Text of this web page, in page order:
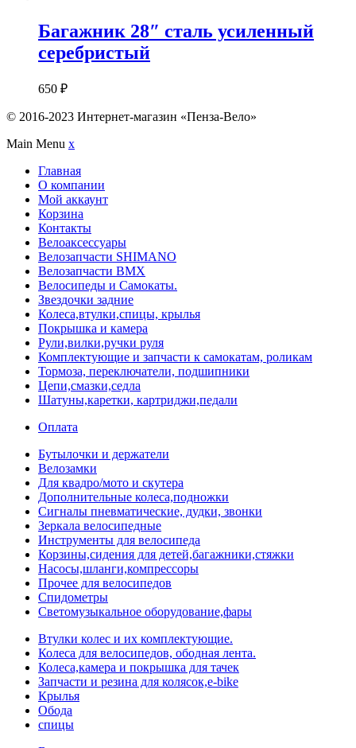
Багажник 28″ сталь усиленный
серебристый
650 ₽
© 2016-2023 Интернет-магазин «Пенза-Вело»
Main Menu x
Главная
О компании
Мой аккаунт
Корзина
Контакты
Велоаксессуары
Велозапчасти SHIMANO
Велозапчасти BMX
Велосипеды и Самокаты.
Звездочки задние
Колеса,втулки,спицы, крылья
Покрышка и камера
Рули,вилки,ручки руля
Комплектующие и запчасти к самокатам, роликам
Тормоза, переключатели, подшипники
Цепи,смазки,седла
Шатуны,каретки, картриджи,педали
Оплата
Бутылочки и держатели
Велозамки
Для квадро/мото и скутера
Дополнительные колеса,подножки
Сигналы пневматические, дудки, звонки
Зеркала велосипедные
Инструменты для велосипеда
Корзины,сидения для детей,багажники,стяжки
Насосы,шланги,компрессоры
Прочее для велосипедов
Спидометры
Светомузыкальное оборудование,фары
Втулки колес и их комплектующие.
Колеса для велосипедов, ободная лента.
Колеса,камера и покрышка для тачек
Запчасти и резина для колясок,e-bike
Крылья
Обода
спицы